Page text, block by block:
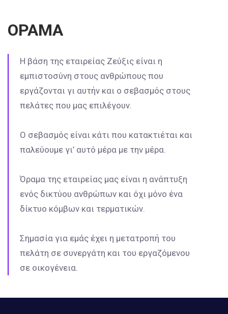
ΟΡΑΜΑ
Η βάση της εταιρείας Ζεύξις είναι η
εμπιστοσύνη στους ανθρώπους που
εργάζονται γι αυτήν και ο σεβασμός στους
πελάτες που μας επιλέγουν.
Ο σεβασμός είναι κάτι που κατακτιέται και
παλεύουμε γι’ αυτό μέρα με την μέρα.
Όραμα της εταιρείας μας είναι η ανάπτυξη
ενός δικτύου ανθρώπων και όχι μόνο ένα
δίκτυο κόμβων και τερματικών.
Σημασία για εμάς έχει η μετατροπή του
πελάτη σε συνεργάτη και του εργαζόμενου
σε οικογένεια.